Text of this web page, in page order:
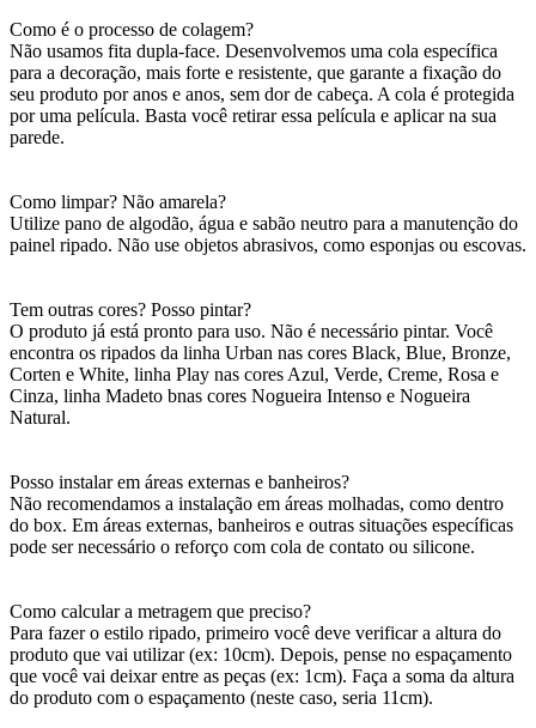
Como é o processo de colagem?
Não usamos fita dupla-face. Desenvolvemos uma cola específica
para a decoração, mais forte e resistente, que garante a fixação do
seu produto por anos e anos, sem dor de cabeça. A cola é protegida
por uma película. Basta você retirar essa película e aplicar na sua
parede.
Como limpar? Não amarela?
Utilize pano de algodão, água e sabão neutro para a manutenção do
painel ripado. Não use objetos abrasivos, como esponjas ou escovas.
Tem outras cores? Posso pintar?
O produto já está pronto para uso. Não é necessário pintar. Você
encontra os ripados da linha Urban nas cores Black, Blue, Bronze,
Corten e White, linha Play nas cores Azul, Verde, Creme, Rosa e
Cinza, linha Madeto bnas cores Nogueira Intenso e Nogueira
Natural.
Posso instalar em áreas externas e banheiros?
Não recomendamos a instalação em áreas molhadas, como dentro
do box. Em áreas externas, banheiros e outras situações específicas
pode ser necessário o reforço com cola de contato ou silicone.
Como calcular a metragem que preciso?
Para fazer o estilo ripado, primeiro você deve verificar a altura do
produto que vai utilizar (ex: 10cm). Depois, pense no espaçamento
que você vai deixar entre as peças (ex: 1cm). Faça a soma da altura
do produto com o espaçamento (neste caso, seria 11cm).